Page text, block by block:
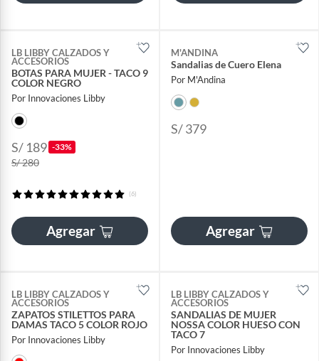
LB LIBBY CALZADOS Y
ACCESORIOS
BOTAS PARA MUJER - TACO 9
COLOR NEGRO
Por Innovaciones Libby
S/ 189 -33%
S/ 280
(6)
Agregar
M'ANDINA
Sandalias de Cuero Elena
Por M'Andina
S/ 379
Agregar
LB LIBBY CALZADOS Y
ACCESORIOS
ZAPATOS STILETTOS PARA
DAMAS TACO 5 COLOR ROJO
Por Innovaciones Libby
LB LIBBY CALZADOS Y
ACCESORIOS
SANDALIAS DE MUJER
NOSSA COLOR HUESO CON
TACO 7
Por Innovaciones Libby